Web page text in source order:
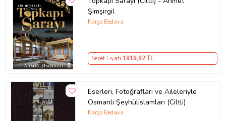
Şimşirgil
Kargo Bedava
Sepet Fiyatı 1919,92 TL
Eserleri, Fotoğrafları ve Aileleriyle
Osmanlı Şeyhülislamları (Ciltli)
Kargo Bedava